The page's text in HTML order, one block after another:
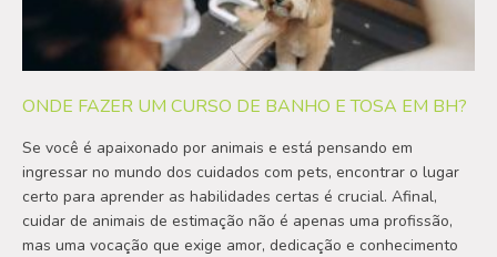
ONDE FAZER UM CURSO DE BANHO E TOSA EM BH?
Se você é apaixonado por animais e está pensando em
ingressar no mundo dos cuidados com pets, encontrar o lugar
certo para aprender as habilidades certas é crucial. Afinal,
cuidar de animais de estimação não é apenas uma profissão,
mas uma vocação que exige amor, dedicação e conhecimento